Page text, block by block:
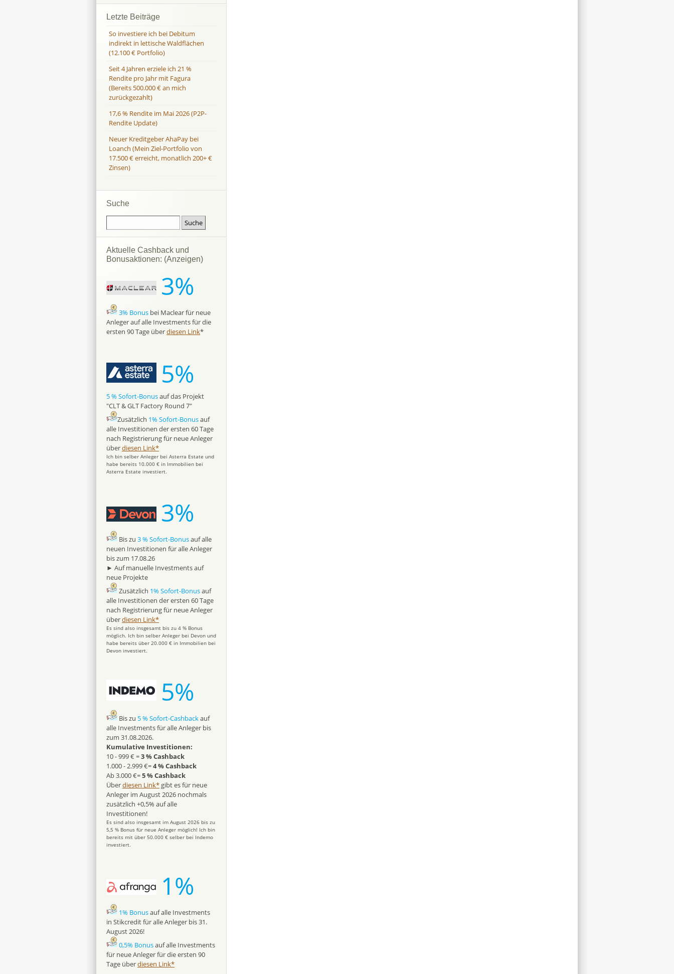
Letzte Beiträge
So investiere ich bei Debitum
indirekt in lettische Waldflächen
(12.100 € Portfolio)
Seit 4 Jahren erziele ich 21 %
Rendite pro Jahr mit Fagura
(Bereits 500.000 € an mich
zurückgezahlt)
17,6 % Rendite im Mai 2026 (P2P-
Rendite Update)
Neuer Kreditgeber AhaPay bei
Loanch (Mein Ziel-Portfolio von
17.500 € erreicht, monatlich 200+ €
Zinsen)
Suche
Aktuelle Cashback und
Bonusaktionen: (Anzeigen)
3%
3% Bonus bei Maclear für neue
Anleger auf alle Investments für die
ersten 90 Tage überdiesen Link*
5%
5 % Sofort-Bonusauf das Projekt
"CLT & GLT Factory Round 7"
Zusätzlich 1% Sofort-Bonusauf
alle Investitionen der ersten 60 Tage
nach Registrierung für neue Anleger
überdiesen Link*
Ich bin selber Anleger bei Asterra Estate und
habe bereits 10.000 € in Immobilien bei
Asterra Estate investiert.
3%
Bis zu 3 % Sofort-Bonusauf alle
neuen Investitionen für alle Anleger
bis zum 17.08.26
► Auf manuelle Investments auf
neue Projekte
Zusätzlich 1% Sofort-Bonusauf
alle Investitionen der ersten 60 Tage
nach Registrierung für neue Anleger
überdiesen Link*
Es sind also insgesamt bis zu 4 % Bonus
möglich. Ich bin selber Anleger bei Devon und
habe bereits über 20.000 € in Immobilien bei
Devon investiert.
5%
Bis zu 5 % Sofort-Cashbackauf
alle Investments für alle Anleger bis
zum 31.08.2026.
Kumulative Investitionen:
10 - 999 € =3 % Cashback
1.000 - 2.999 €=4 % Cashback
Ab 3.000 €=5 % Cashback
Überdiesen Link* gibt es für neue
Anleger im August 2026 nochmals
zusätzlich +0,5% auf alle
Investitionen!
Es sind also insgesamt im August 2026 bis zu
5,5 % Bonus für neue Anleger möglich! Ich bin
bereits mit über 50.000 € selber bei Indemo
investiert.
1%
1% Bonusauf alle Investments
in Stikcredit für alle Anleger bis 31.
August 2026!
0,5% Bonusauf alle Investments
für neue Anleger für die ersten 90
Tage überdiesen Link*